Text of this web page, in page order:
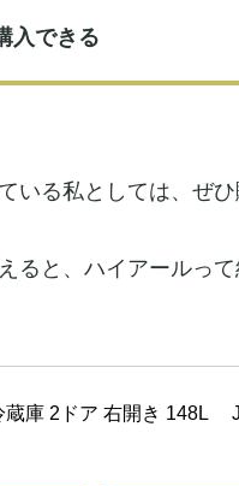
入できる
いる私としては、ぜひ
ると、ハイアールっ
庫 2ドア 右開き 148L